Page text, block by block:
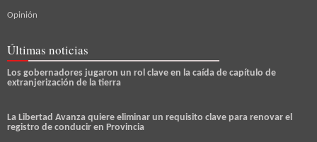
Opinión
Últimas noticias
Los gobernadores jugaron un rol clave en la caída de capítulo de
extranjerización de la tierra
La Libertad Avanza quiere eliminar un requisito clave para renovar el
registro de conducir en Provincia